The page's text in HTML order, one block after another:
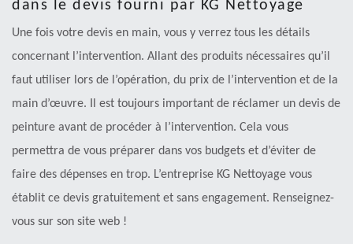
dans le devis fourni par KG Nettoyage
Une fois votre devis en main, vous y verrez tous les détails
concernant l’intervention. Allant des produits nécessaires qu’il
faut utiliser lors de l’opération, du prix de l’intervention et de la
main d’œuvre. Il est toujours important de réclamer un devis de
peinture avant de procéder à l’intervention. Cela vous
permettra de vous préparer dans vos budgets et d’éviter de
faire des dépenses en trop. L’entreprise KG Nettoyage vous
établit ce devis gratuitement et sans engagement. Renseignez-
vous sur son site web !